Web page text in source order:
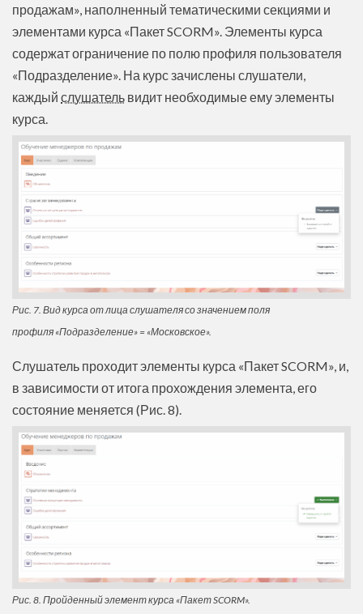
продажам», наполненный тематическими секциями и
элементами курса «Пакет SCORM». Элементы курса
содержат ограничение по полю профиля пользователя
«Подразделение». На курс зачислены слушатели,
каждый слушатель видит необходимые ему элементы
курса.
Рис. 7. Вид курса от лица слушателя со значением поля
профиля «Подразделение» = «Московское».
Слушатель проходит элементы курса «Пакет SCORM», и,
в зависимости от итога прохождения элемента, его
состояние меняется (Рис. 8).
Рис. 8. Пройденный элемент курса «Пакет SCORM».